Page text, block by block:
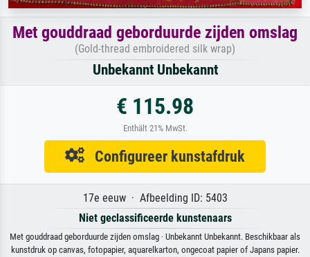
Met gouddraad geborduurde zijden omslag
(Gold-thread embroidered silk wrap)
Unbekannt Unbekannt
€ 115.98
Enthält 21% MwSt.
Configureer kunstafdruk
17e eeuw · Afbeelding ID: 5403
Niet geclassificeerde kunstenaars
Met gouddraad geborduurde zijden omslag · Unbekannt Unbekannt. Beschikbaar als
kunstdruk op canvas, fotopapier, aquarelkarton, ongecoat papier of Japans papier.